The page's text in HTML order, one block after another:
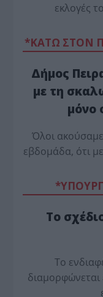
εκλογές
*ΚΑΤΩ ΣΤΟΝ
Δήμος
με τη
μόνο
Όλοι
εβδομάδα, ότι
Το
Το
διαμορφώνεται